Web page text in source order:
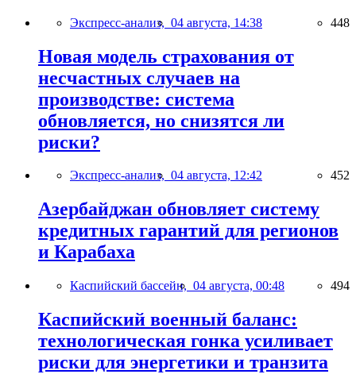
Экспресс-анализ, 04 августа, 14:38 448
Новая модель страхования от
несчастных случаев на
производстве: система
обновляется, но снизятся ли
риски?
Экспресс-анализ, 04 августа, 12:42 452
Азербайджан обновляет систему
кредитных гарантий для регионов
и Карабаха
Каспийский бассейн, 04 августа, 00:48 494
Каспийский военный баланс:
технологическая гонка усиливает
риски для энергетики и транзита